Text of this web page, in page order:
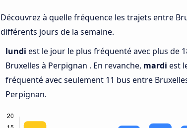
Découvrez à quelle fréquence les trajets entre
différents jours de la semaine.
lundi est le jour le plus fréquenté avec plus de
Bruxelles à Perpignan . En revanche, mardi est
fréquenté avec seulement 11 bus entre
Perpignan.